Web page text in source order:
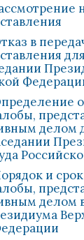
в
делом
и
делом